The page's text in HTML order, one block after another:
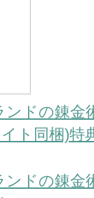
ンドの錬
ト同梱)特
ドの錬金